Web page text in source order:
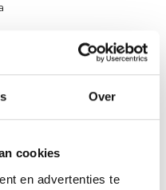
Over
cookies
en advertenties te